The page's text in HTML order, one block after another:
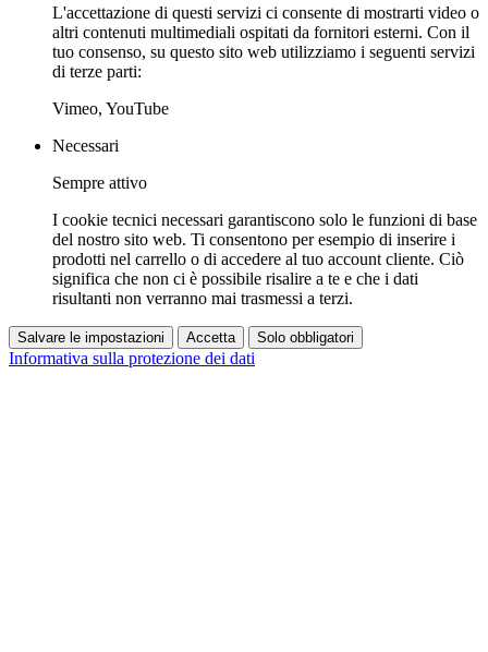
L'accettazione di questi servizi ci consente di mostrarti video o
altri contenuti multimediali ospitati da fornitori esterni. Con il
tuo consenso, su questo sito web utilizziamo i seguenti servizi
di terze parti:
Vimeo, YouTube
Necessari
Sempre attivo
I cookie tecnici necessari garantiscono solo le funzioni di base
del nostro sito web. Ti consentono per esempio di inserire i
prodotti nel carrello o di accedere al tuo account cliente. Ciò
significa che non ci è possibile risalire a te e che i dati
risultanti non verranno mai trasmessi a terzi.
Salvare le impostazioni Accetta Solo obbligatori
Informativa sulla protezione dei dati